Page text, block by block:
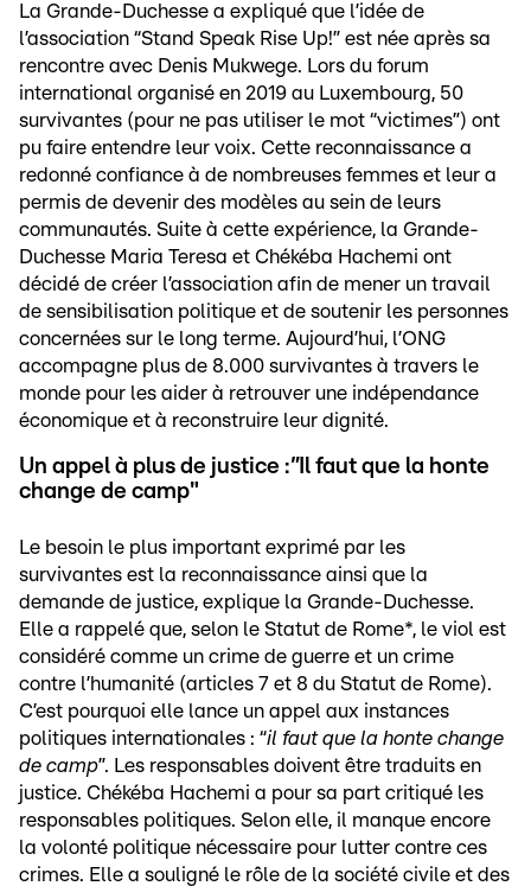
La Grande-Duchesse a expliqué que l’idée de
l’association “Stand Speak Rise Up!” est née après sa
rencontre avec Denis Mukwege. Lors du forum
international organisé en 2019 au Luxembourg, 50
survivantes (pour ne pas utiliser le mot “victimes”) ont
pu faire entendre leur voix. Cette reconnaissance a
redonné confiance à de nombreuses femmes et leur a
permis de devenir des modèles au sein de leurs
communautés. Suite à cette expérience, la Grande-
Duchesse Maria Teresa et Chékéba Hachemi ont
décidé de créer l’association afin de mener un travail
de sensibilisation politique et de soutenir les personnes
concernées sur le long terme. Aujourd’hui, l’ONG
accompagne plus de 8.000 survivantes à travers le
monde pour les aider à retrouver une indépendance
économique et à reconstruire leur dignité.
Un appel à plus de justice :"Il faut que la honte
change de camp"
Le besoin le plus important exprimé par les
survivantes est la reconnaissance ainsi que la
demande de justice, explique la Grande-Duchesse.
Elle a rappelé que, selon le Statut de Rome*, le viol est
considéré comme un crime de guerre et un crime
contre l’humanité (articles 7 et 8 du Statut de Rome).
C’est pourquoi elle lance un appel aux instances
politiques internationales : “il faut que la honte change
de camp”. Les responsables doivent être traduits en
justice. Chékéba Hachemi a pour sa part critiqué les
responsables politiques. Selon elle, il manque encore
la volonté politique nécessaire pour lutter contre ces
crimes. Elle a souligné le rôle de la société civile et des